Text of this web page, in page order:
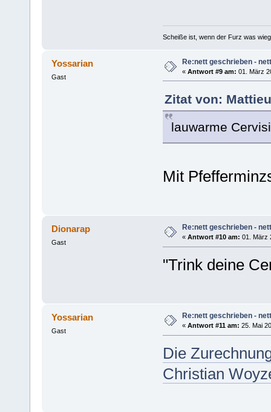
Scheiße ist, wenn der Furz was
Yossarian
Gast
Re:nett geschrieben -
« Antwort #9 am: 01. März
Zitat von:
lauwarme
Mit
Dionarap
Gast
Re:nett geschrieben -
« Antwort #10 am: 01. März
"Trink deine
Yossarian
Gast
Re:nett geschrieben -
« Antwort #11 am: 25. Mai
Die
Christian